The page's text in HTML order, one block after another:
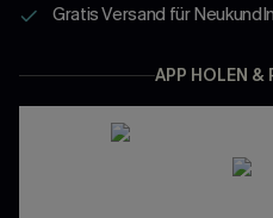
Gratis Versand für
APP HOLEN &